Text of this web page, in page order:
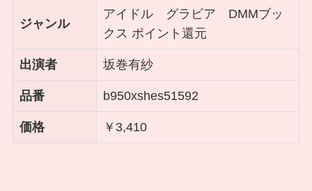
ジャンル
アイドル グラビア DMMブッ
クス ポイント還元
出演者 坂巻有紗
品番 b950xshes51592
価格 ￥3,410